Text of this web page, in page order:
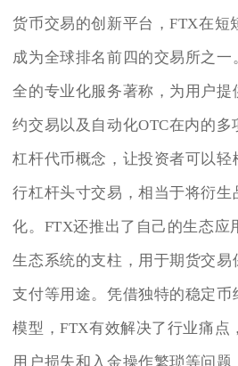
货币交易的创新平台，FTX在短
成为全球排名前四的交易所之一
全的专业化服务著称，为用户提
约交易以及自动化OTC在内的多
杠杆代币概念，让投资者可以轻
行杠杆头寸交易，相当于将衍生
化。FTX还推出了自己的生态应
生态系统的支柱，用于期货交易
支付等用途。凭借独特的稳定币
模型，FTX有效解决了行业痛点
用户损失和入金操作繁琐等问题